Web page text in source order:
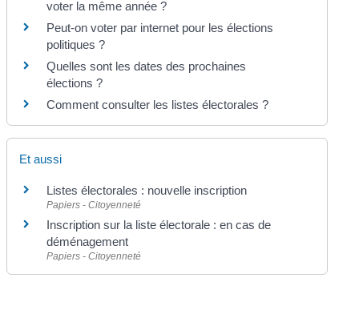
voter la même année ?
Peut-on voter par internet pour les élections
politiques ?
Quelles sont les dates des prochaines
élections ?
Comment consulter les listes électorales ?
Et aussi
Listes électorales : nouvelle inscription
Papiers - Citoyenneté
Inscription sur la liste électorale : en cas de
déménagement
Papiers - Citoyenneté